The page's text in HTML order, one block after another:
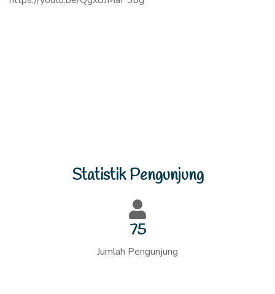
Statistik Pengunjung
77
Jumlah Pengunjung